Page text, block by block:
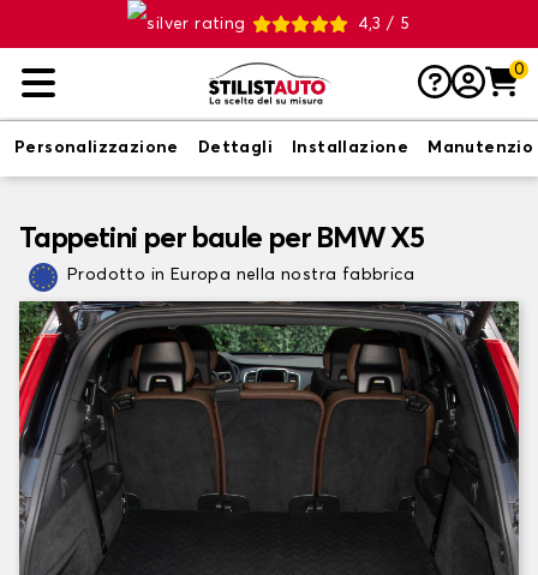
4,3 / 5
0
Personalizzazione Dettagli Installazione
Tappetini per baule per BMW X5
Prodotto in Europa nella nostra fabbrica